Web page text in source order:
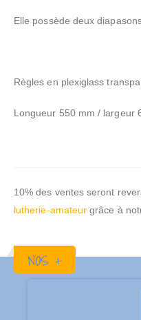
Elle possède deux
Règles en plexiglass
Longueur 550 mm / largeur
10% des ventes seront
lutherie-amateur grâce à
NOS +